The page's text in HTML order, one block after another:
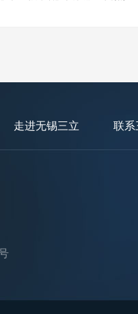
走进无锡三立 联系